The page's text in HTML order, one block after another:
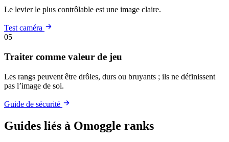
Le levier le plus contrôlable est une image claire.
Test caméra
05
Traiter comme valeur de jeu
Les rangs peuvent être drôles, durs ou bruyants ; ils ne définissent
pas l’image de soi.
Guide de sécurité
Guides liés à Omoggle ranks